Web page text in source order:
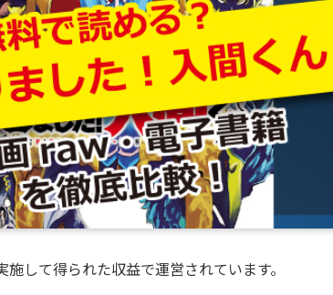
して得られた収益で運営されています。